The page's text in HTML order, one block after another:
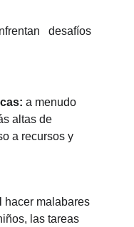
desafíos
a menudo
altas de
a recursos y
hacer malabares
las tareas